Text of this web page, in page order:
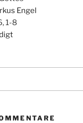
Engel
1-8